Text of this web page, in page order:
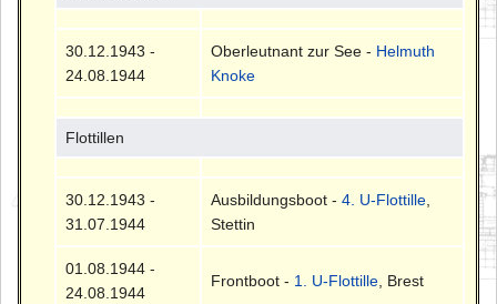
30.12.1943 -
24.08.1944
Oberleutnant zur See - Helmuth
Knoke
Flottillen
30.12.1943 -
31.07.1944
Ausbildungsboot -4. U-Flottille
Stettin
01.08.1944 -
24.08.1944
Frontboot - 1. U-Flottille , Brest